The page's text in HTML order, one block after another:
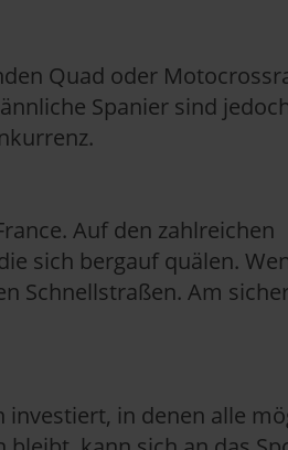
Quad oder
Spanier sind
Auf den zahlreichen
sich bergauf quälen.
Schnellstraßen. Am
investiert, in denen alle